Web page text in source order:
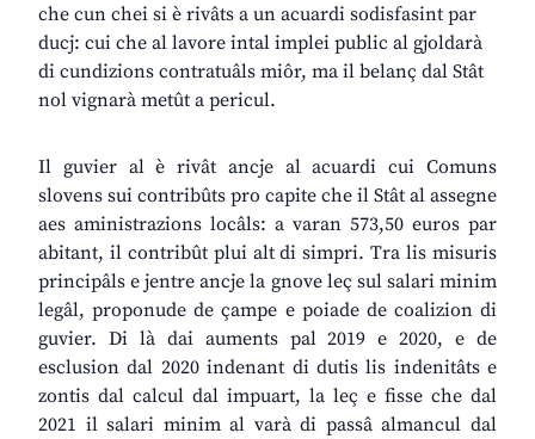
che cun chei si è rivâts a un acuardi sodisfasint par
ducj: cui che al lavore intal implei public al gjoldarà
di cundizions contratuâls miôr, ma il belanç dal Stât
nol vignarà metût a pericul.
Il guvier al è rivât ancje al acuardi cui Comuns
slovens sui contribûts pro capite che il Stât al assegne
aes aministrazions locâls: a varan 573,50 euros par
abitant, il contribût plui alt di simpri. Tra lis misuris
principâls e jentre ancje la gnove leç sul salari minim
legâl, proponude de çampe e poiade de coalizion di
guvier. Di là dai auments pal 2019 e 2020, e de
esclusion dal 2020 indenant di dutis lis indenitâts e
zontis dal calcul dal impuart, la leç e fisse che dal
2021 il salari minim al varà di passâ almancul dal